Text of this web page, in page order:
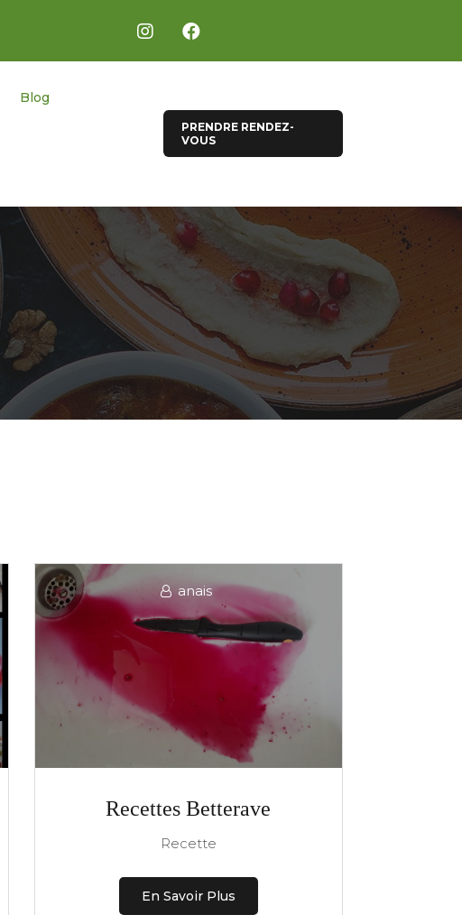
Blog
PRENDRE RENDEZ-
VOUS
anais
Recettes Betterave
Recette
En Savoir Plus